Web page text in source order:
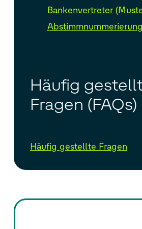
Bankenvertreter
Häufig
Fragen (FAQs)
Häufig gestellte Fragen